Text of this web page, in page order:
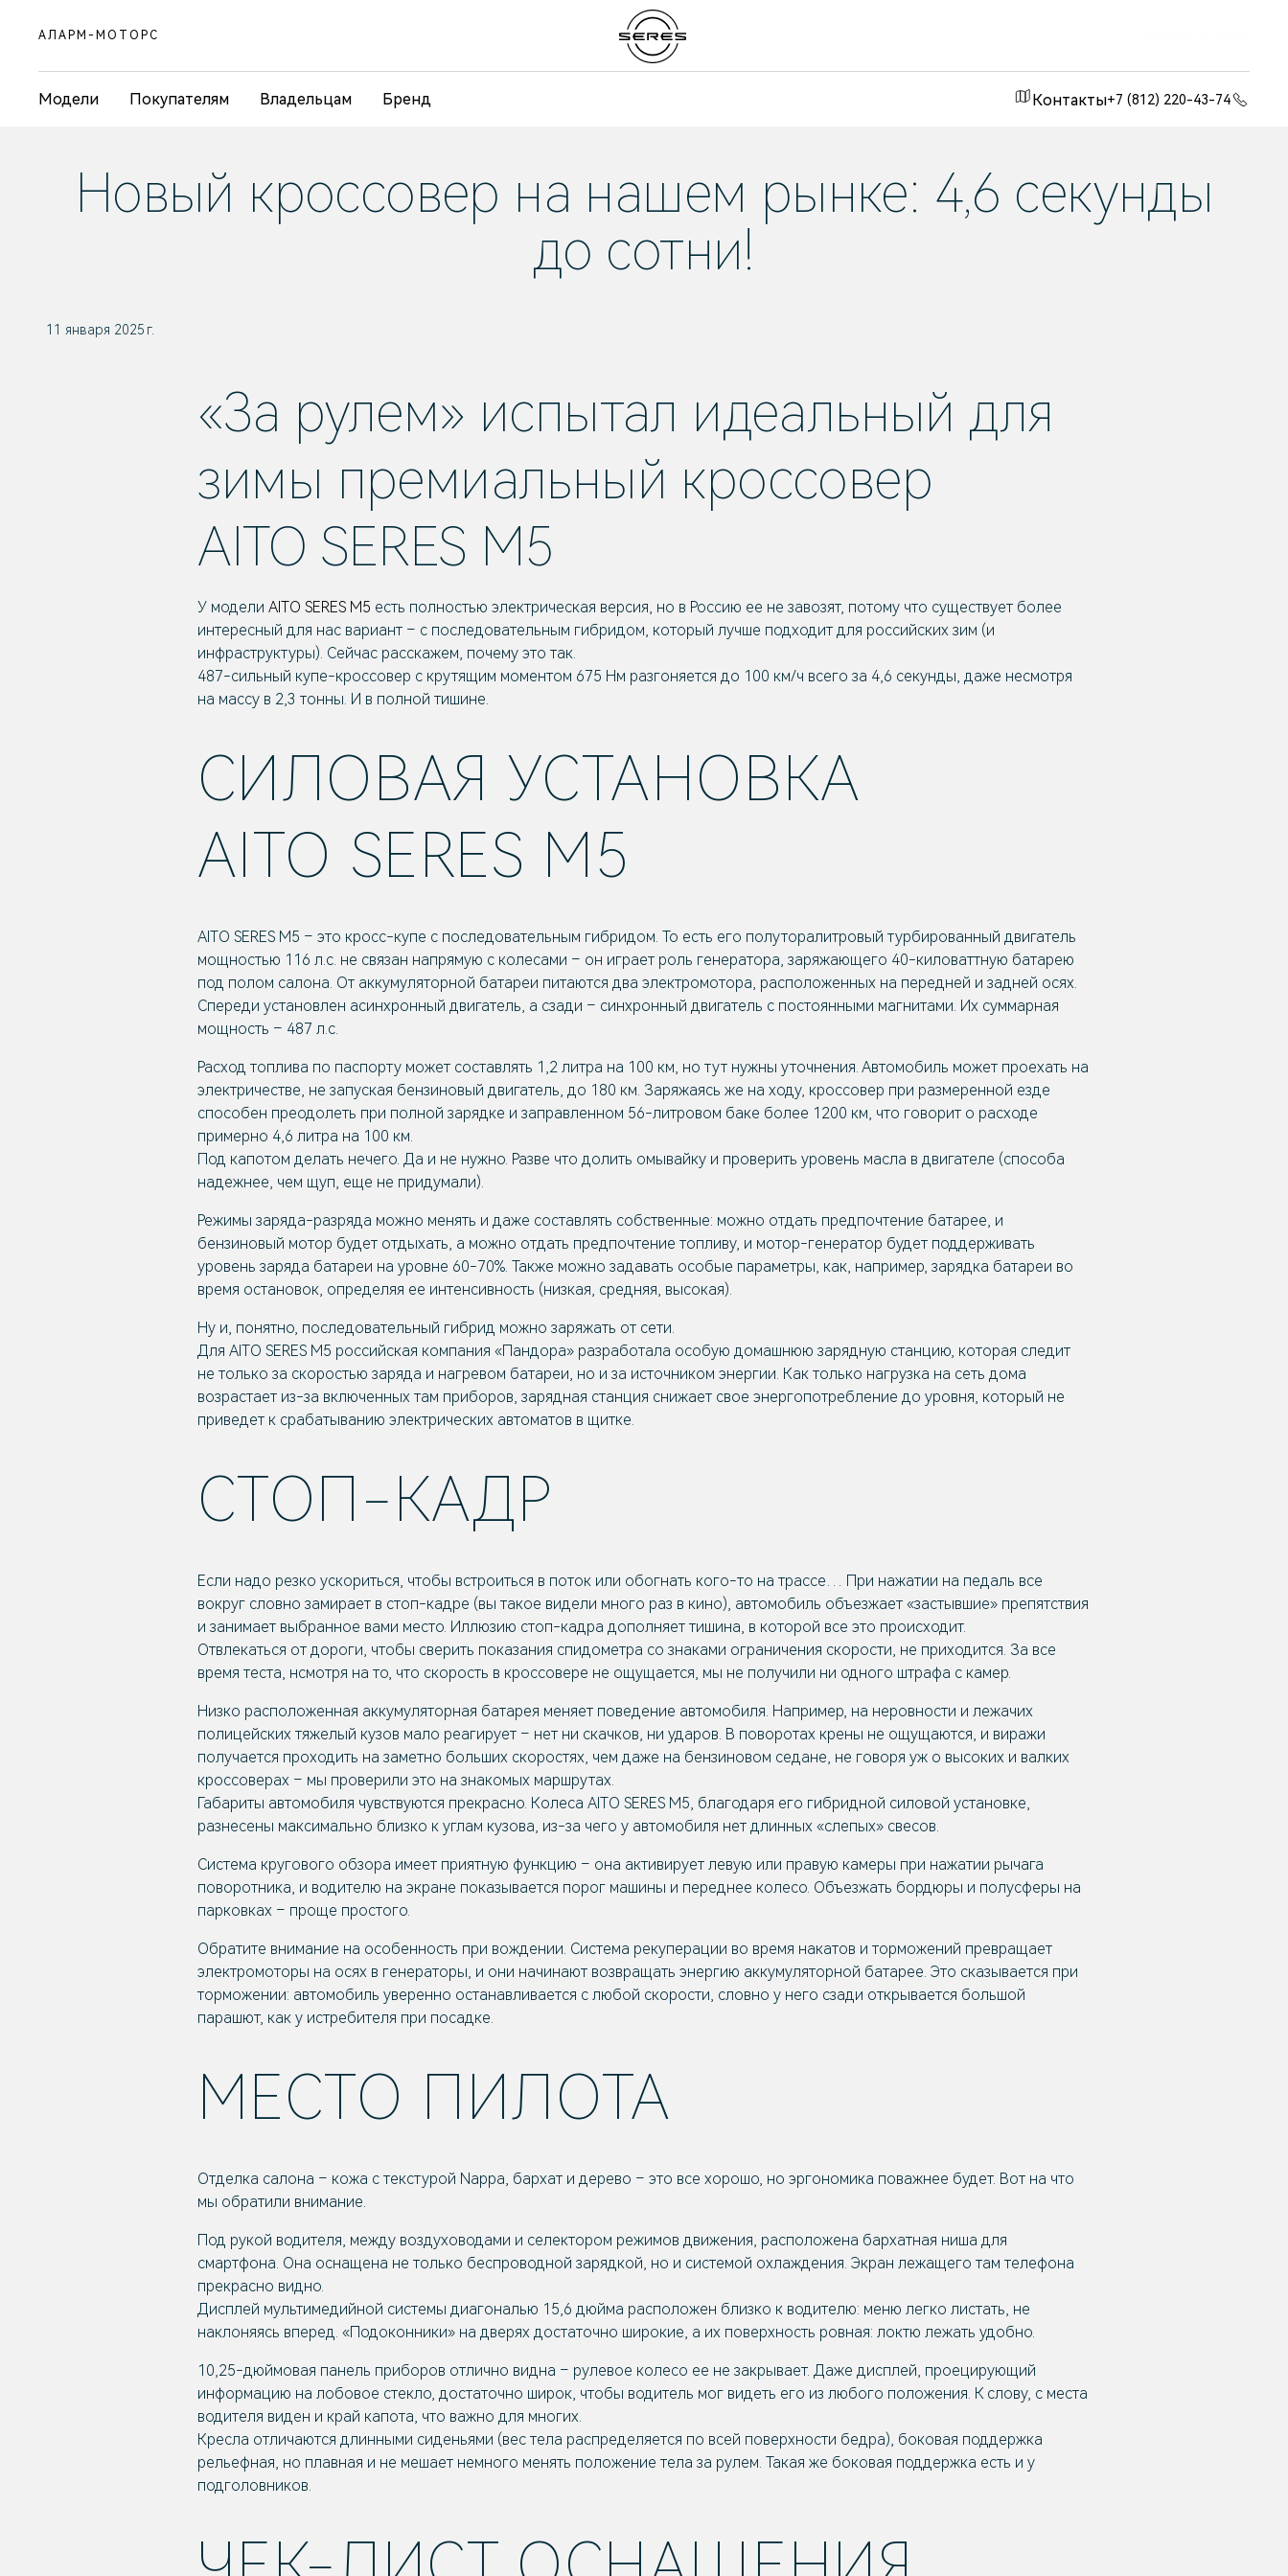
АЛАРМ-МОТОРС
Модели Покупателям Владельцам Бренд Контакты+7 (812) 220-43-74
Новый кроссовер на нашем рынке: 4,6 секунды
до сотни!
11 января 2025 г.
«За рулем» испытал идеальный для
зимы премиальный кроссовер
AITO SERES M5
У модели AITO SERES M5 есть полностью электрическая версия, но в Россию ее не завозят, потому что существует более
интересный для нас вариант – с последовательным гибридом, который лучше подходит для российских зим (и
инфраструктуры). Сейчас расскажем, почему это так.
487-сильный купе-кроссовер с крутящим моментом 675 Нм разгоняется до 100 км/ч всего за 4,6 секунды, даже несмотря
на массу в 2,3 тонны. И в полной тишине.
СИЛОВАЯ УСТАНОВКА
AITO SERES M5
AITO SERES M5 – это кросс-купе с последовательным гибридом. То есть его полуторалитровый турбированный двигатель
мощностью 116 л.с. не связан напрямую с колесами – он играет роль генератора, заряжающего 40-киловаттную батарею
под полом салона. От аккумуляторной батареи питаются два электромотора, расположенных на передней и задней осях.
Спереди установлен асинхронный двигатель, а сзади – синхронный двигатель с постоянными магнитами. Их суммарная
мощность – 487 л.с.
Расход топлива по паспорту может составлять 1,2 литра на 100 км, но тут нужны уточнения. Автомобиль может проехать на
электричестве, не запуская бензиновый двигатель, до 180 км. Заряжаясь же на ходу, кроссовер при размеренной езде
способен преодолеть при полной зарядке и заправленном 56-литровом баке более 1200 км, что говорит о расходе
примерно 4,6 литра на 100 км.
Под капотом делать нечего. Да и не нужно. Разве что долить омывайку и проверить уровень масла в двигателе (способа
надежнее, чем щуп, еще не придумали).
Режимы заряда-разряда можно менять и даже составлять собственные: можно отдать предпочтение батарее, и
бензиновый мотор будет отдыхать, а можно отдать предпочтение топливу, и мотор-генератор будет поддерживать
уровень заряда батареи на уровне 60-70%. Также можно задавать особые параметры, как, например, зарядка батареи во
время остановок, определяя ее интенсивность (низкая, средняя, высокая).
Ну и, понятно, последовательный гибрид можно заряжать от сети.
Для AITO SERES M5 российская компания «Пандора» разработала особую домашнюю зарядную станцию, которая следит
не только за скоростью заряда и нагревом батареи, но и за источником энергии. Как только нагрузка на сеть дома
возрастает из-за включенных там приборов, зарядная станция снижает свое энергопотребление до уровня, который не
приведет к срабатыванию электрических автоматов в щитке.
СТОП-КАДР
Если надо резко ускориться, чтобы встроиться в поток или обогнать кого-то на трассе… При нажатии на педаль все
вокруг словно замирает в стоп-кадре (вы такое видели много раз в кино), автомобиль объезжает «застывшие» препятствия
и занимает выбранное вами место. Иллюзию стоп-кадра дополняет тишина, в которой все это происходит.
Отвлекаться от дороги, чтобы сверить показания спидометра со знаками ограничения скорости, не приходится. За все
время теста, нсмотря на то, что скорость в кроссовере не ощущается, мы не получили ни одного штрафа с камер.
Низко расположенная аккумуляторная батарея меняет поведение автомобиля. Например, на неровности и лежачих
полицейских тяжелый кузов мало реагирует – нет ни скачков, ни ударов. В поворотах крены не ощущаются, и виражи
получается проходить на заметно больших скоростях, чем даже на бензиновом седане, не говоря уж о высоких и валких
кроссоверах – мы проверили это на знакомых маршрутах.
Габариты автомобиля чувствуются прекрасно. Колеса AITO SERES M5, благодаря его гибридной силовой установке,
разнесены максимально близко к углам кузова, из-за чего у автомобиля нет длинных «слепых» свесов.
Система кругового обзора имеет приятную функцию – она активирует левую или правую камеры при нажатии рычага
поворотника, и водителю на экране показывается порог машины и переднее колесо. Объезжать бордюры и полусферы на
парковках – проще простого.
Обратите внимание на особенность при вождении. Система рекуперации во время накатов и торможений превращает
электромоторы на осях в генераторы, и они начинают возвращать энергию аккумуляторной батарее. Это сказывается при
торможении: автомобиль уверенно останавливается с любой скорости, словно у него сзади открывается большой
парашют, как у истребителя при посадке.
МЕСТО ПИЛОТА
Отделка салона – кожа с текстурой Nappa, бархат и дерево – это все хорошо, но эргономика поважнее будет. Вот на что
мы обратили внимание.
Под рукой водителя, между воздуховодами и селектором режимов движения, расположена бархатная ниша для
смартфона. Она оснащена не только беспроводной зарядкой, но и системой охлаждения. Экран лежащего там телефона
прекрасно видно.
Дисплей мультимедийной системы диагональю 15,6 дюйма расположен близко к водителю: меню легко листать, не
наклоняясь вперед. «Подоконники» на дверях достаточно широкие, а их поверхность ровная: локтю лежать удобно.
10,25-дюймовая панель приборов отлично видна – рулевое колесо ее не закрывает. Даже дисплей, проецирующий
информацию на лобовое стекло, достаточно широк, чтобы водитель мог видеть его из любого положения. К слову, с места
водителя виден и край капота, что важно для многих.
Кресла отличаются длинными сиденьями (вес тела распределяется по всей поверхности бедра), боковая поддержка
рельефная, но плавная и не мешает немного менять положение тела за рулем. Такая же боковая поддержка есть и у
подголовников.